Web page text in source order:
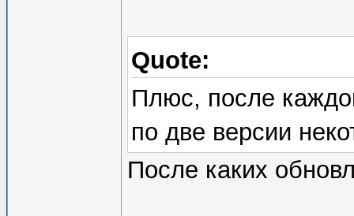
Quote:
Плюс, после
по две версии
После каких